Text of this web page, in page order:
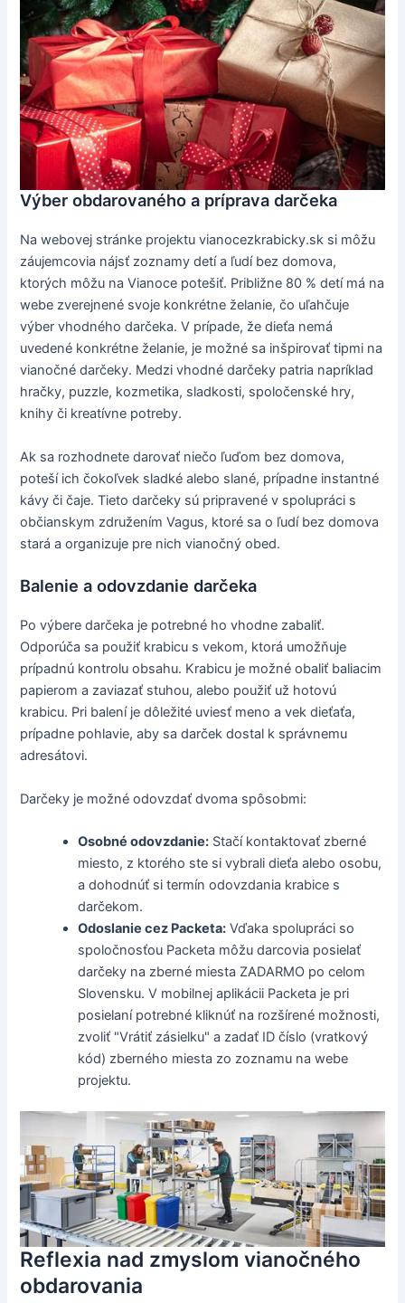
Výber obdarovaného a príprava darčeka
Na webovej stránke projektu vianocezkrabicky.sk si môžu
záujemcovia nájsť zoznamy detí a ľudí bez domova,
ktorých môžu na Vianoce potešiť. Približne 80 % detí má na
webe zverejnené svoje konkrétne želanie, čo uľahčuje
výber vhodného darčeka. V prípade, že dieťa nemá
uvedené konkrétne želanie, je možné sa inšpirovať tipmi na
vianočné darčeky. Medzi vhodné darčeky patria napríklad
hračky, puzzle, kozmetika, sladkosti, spoločenské hry,
knihy či kreatívne potreby.
Ak sa rozhodnete darovať niečo ľuďom bez domova,
poteší ich čokoľvek sladké alebo slané, prípadne instantné
kávy či čaje. Tieto darčeky sú pripravené v spolupráci s
občianskym združením Vagus, ktoré sa o ľudí bez domova
stará a organizuje pre nich vianočný obed.
Balenie a odovzdanie darčeka
Po výbere darčeka je potrebné ho vhodne zabaliť.
Odporúča sa použiť krabicu s vekom, ktorá umožňuje
prípadnú kontrolu obsahu. Krabicu je možné obaliť baliacim
papierom a zaviazať stuhou, alebo použiť už hotovú
krabicu. Pri balení je dôležité uviesť meno a vek dieťaťa,
prípadne pohlavie, aby sa darček dostal k správnemu
adresátovi.
Darčeky je možné odovzdať dvoma spôsobmi:
Osobné odovzdanie: Stačí kontaktovať zberné
miesto, z ktorého ste si vybrali dieťa alebo osobu,
a dohodnúť si termín odovzdania krabice s
darčekom.
Odoslanie cez Packeta: Vďaka spolupráci so
spoločnosťou Packeta môžu darcovia posielať
darčeky na zberné miesta ZADARMO po celom
Slovensku. V mobilnej aplikácii Packeta je pri
posielaní potrebné kliknúť na rozšírené možnosti,
zvoliť "Vrátiť zásielku" a zadať ID číslo (vratkový
kód) zberného miesta zo zoznamu na webe
projektu.
Reflexia nad zmyslom vianočného
obdarovania